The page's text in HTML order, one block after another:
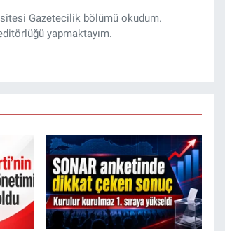
Gazetecilik bölümü okudum.
yapmaktayım.